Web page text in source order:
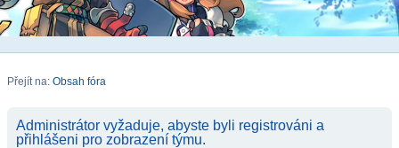
Přejít na: Obsah fóra
Administrátor vyžaduje, abyste byli registrováni a
přihlášeni pro zobrazení týmu.